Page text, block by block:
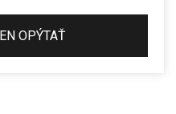
OPÝTAŤ